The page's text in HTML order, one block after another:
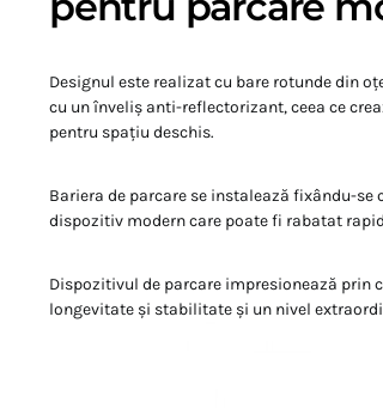
Designul este realizat cu bare rotunde din
cu un înveliș anti-reflectorizant, ceea ce
pentru spațiu deschis.
Bariera de parcare se instalează fixându-
dispozitiv modern care poate fi rabatat
Dispozitivul de parcare impresionează prin
longevitate și stabilitate și un nivel